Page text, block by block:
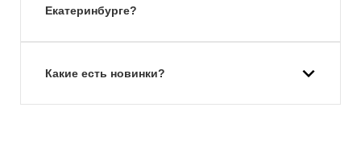
Екатеринбурге?
Какие есть новинки?